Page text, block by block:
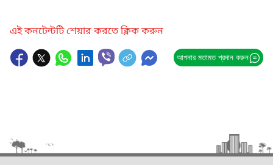
এই কনটেন্টটি শেয়ার করতে ক্লিক করুন
আপনার মতামত প্রদান করুন